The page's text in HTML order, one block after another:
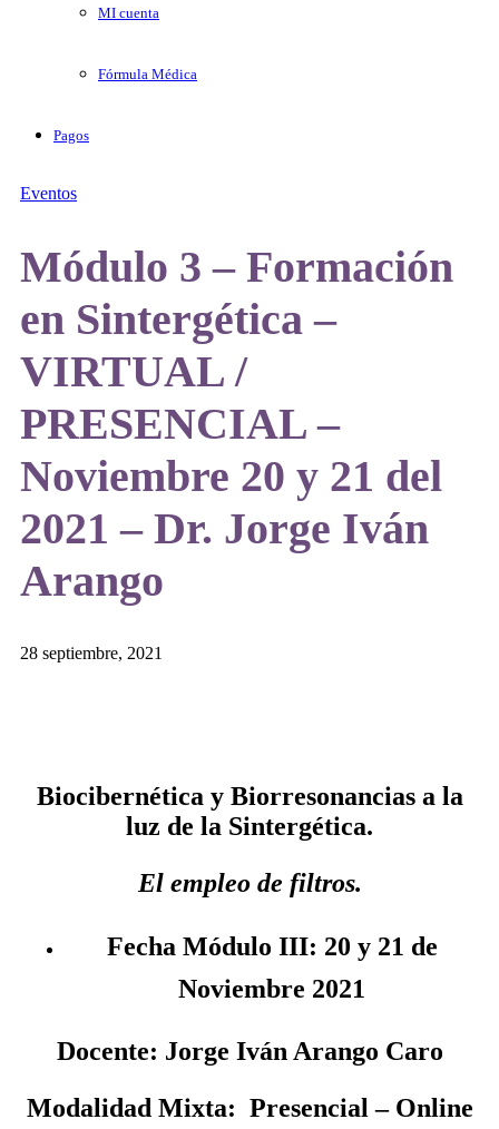
MI cuenta
Fórmula Médica
Pagos
Eventos
Módulo 3 – Formación
en Sintergética –
VIRTUAL /
PRESENCIAL –
Noviembre 20 y 21 del
2021 – Dr. Jorge Iván
Arango
28 septiembre, 2021
Biocibernética y Biorresonancias a la
luz de la Sintergética.
El empleo de filtros.
Fecha Módulo III: 20 y 21 de
Noviembre 2021
Docente: Jorge Iván Arango Caro
Modalidad Mixta: Presencial – Online